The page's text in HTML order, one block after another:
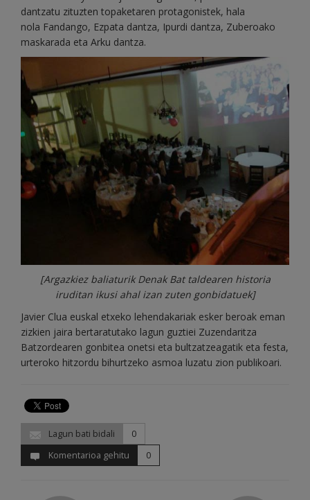
dantzatu zituzten topaketaren protagonistek, hala
nola Fandango, Ezpata dantza, Ipurdi dantza, Zuberoako
maskarada eta Arku dantza.
[Argazkiez baliaturik Denak Bat taldearen historia
iruditan ikusi ahal izan zuten gonbidatuek]
Javier Clua euskal etxeko lehendakariak esker beroak eman
zizkien jaira bertaratutako lagun guztiei Zuzendaritza
Batzordearen gonbitea onetsi eta bultzatzeagatik eta festa,
urteroko hitzordu bihurtzeko asmoa luzatu zion publikoari.
Lagun bati bidali
0
Komentarioa gehitu
0